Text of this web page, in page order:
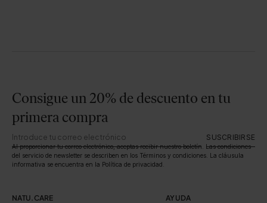
NATU.CARE AYUDA
Consigue un 20% de descuento en tu
primera compra
SUSCRIBIRSE
Al proporcionar tu correo electrónico, aceptas recibir nuestro boletín. Las condiciones
del servicio de newsletter se describen en los Términos y condiciones. La cláusula
informativa se encuentra en la Política de privacidad.